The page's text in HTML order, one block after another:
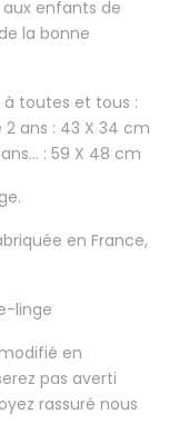
aux enfants de
la bonne
à toutes et tous :
ans : 43 X 34 cm
: 59 X 48 cm
en France,
linge
en
pas averti
rassuré nous